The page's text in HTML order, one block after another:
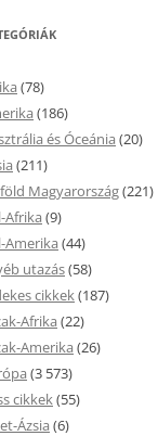
(78)
(186)
és Óceánia (20)
(211)
Magyarország(221)
Afrika (9)
Amerika (44)
utazás(58)
cikkek(187)
Afrika (22)
Amerika (26)
(3 573)
cikkek(55)
Ázsia (6)